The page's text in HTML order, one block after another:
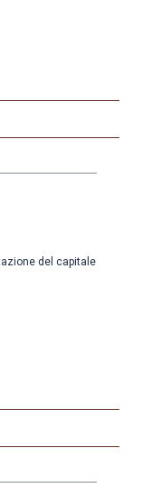
del capitale